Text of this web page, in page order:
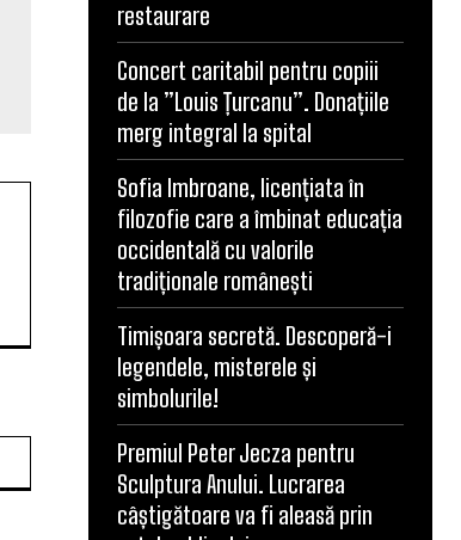
restaurare
Concert caritabil pentru copiii
de la ”Louis Țurcanu”. Donațiile
merg integral la spital
Sofia Imbroane, licențiata în
filozofie care a îmbinat educația
occidentală cu valorile
tradiționale românești
Timișoara secretă. Descoperă-i
legendele, misterele și
simbolurile!
Premiul Peter Jecza pentru
Sculptura Anului. Lucrarea
câștigătoare va fi aleasă prin